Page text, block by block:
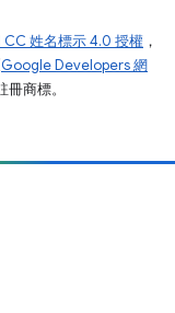
CC 姓名標示 4.0 授權 ，
Google Developers 網
商標。